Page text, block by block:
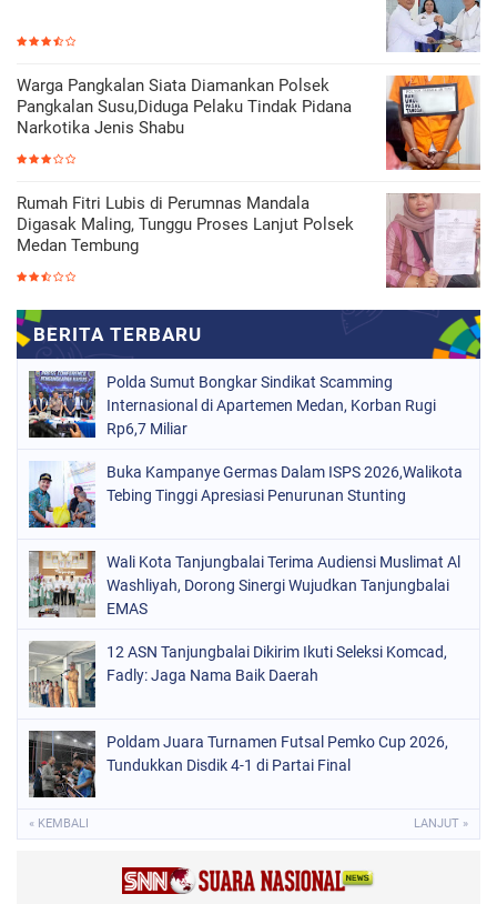
Warga Pangkalan Siata Diamankan Polsek
Pangkalan Susu,Diduga Pelaku Tindak Pidana
Narkotika Jenis Shabu
Rumah Fitri Lubis di Perumnas Mandala
Digasak Maling, Tunggu Proses Lanjut Polsek
Medan Tembung
Polda Sumut Bongkar Sindikat Scamming
Internasional di Apartemen Medan, Korban Rugi
Rp6,7 Miliar
Buka Kampanye Germas Dalam ISPS 2026,Walikota
Tebing Tinggi Apresiasi Penurunan Stunting
Wali Kota Tanjungbalai Terima Audiensi Muslimat Al
Washliyah, Dorong Sinergi Wujudkan Tanjungbalai
EMAS
12 ASN Tanjungbalai Dikirim Ikuti Seleksi Komcad,
Fadly: Jaga Nama Baik Daerah
Poldam Juara Turnamen Futsal Pemko Cup 2026,
Tundukkan Disdik 4-1 di Partai Final
« KEMBALI LANJUT »